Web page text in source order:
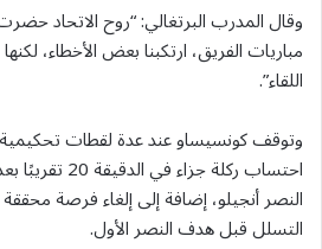
وقال المدرب البرتغالي: “روح الاتحاد
مباريات الفريق، ارتكبنا بعض الأخطاء،
اللقاء”.
وتوقف كونسيساو عند عدة لقطات تحكيمية
احتساب ركلة
النصر أنجيلو، إضافة إلى إلغاء فرصة
التسلل قبل هدف النصر الأول.